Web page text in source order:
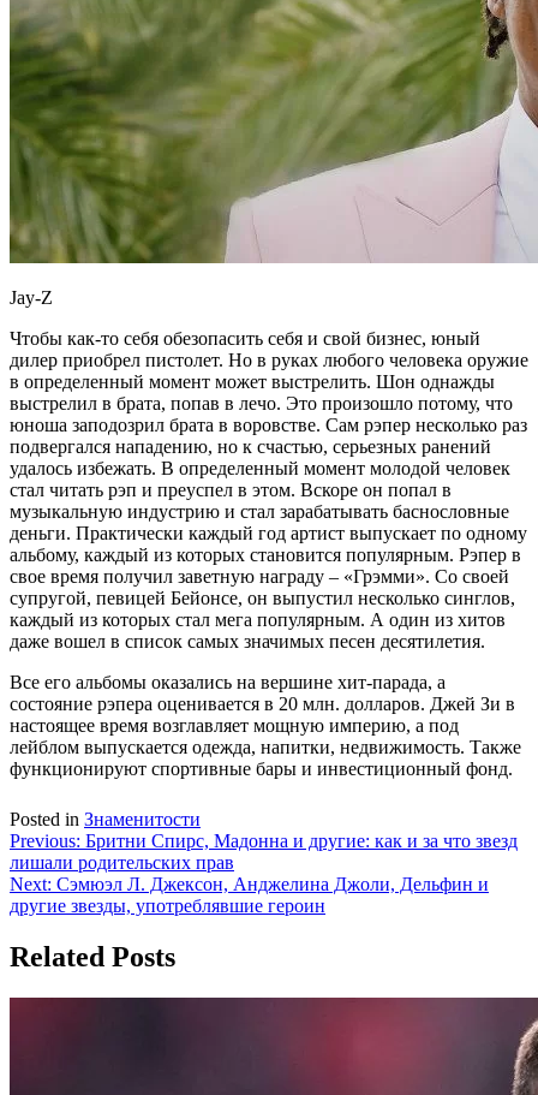
Jay-Z
Чтобы как-то себя обезопасить себя и свой бизнес, юный
дилер приобрел пистолет. Но в руках любого человека оружие
в определенный момент может выстрелить. Шон однажды
выстрелил в брата, попав в лечо. Это произошло потому, что
юноша заподозрил брата в воровстве. Сам рэпер несколько раз
подвергался нападению, но к счастью, серьезных ранений
удалось избежать. В определенный момент молодой человек
стал читать рэп и преуспел в этом. Вскоре он попал в
музыкальную индустрию и стал зарабатывать баснословные
деньги. Практически каждый год артист выпускает по одному
альбому, каждый из которых становится популярным. Рэпер в
свое время получил заветную награду – «Грэмми». Со своей
супругой, певицей Бейонсе, он выпустил несколько синглов,
каждый из которых стал мега популярным. А один из хитов
даже вошел в список самых значимых песен десятилетия.
Все его альбомы оказались на вершине хит-парада, а
состояние рэпера оценивается в 20 млн. долларов. Джей Зи в
настоящее время возглавляет мощную империю, а под
лейблом выпускается одежда, напитки, недвижимость. Также
функционируют спортивные бары и инвестиционный фонд.
Posted in Знаменитости
Навигация
по
записям
Previous: Бритни Спирс, Мадонна и другие: как и за что звезд
лишали родительских прав
Next: Сэмюэл Л. Джексон, Анджелина Джоли, Дельфин и
другие звезды, употреблявшие героин
Related Posts